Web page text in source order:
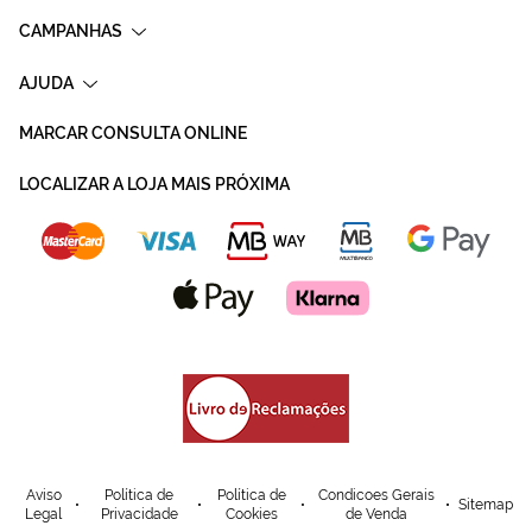
CAMPANHAS
AJUDA
MARCAR CONSULTA ONLINE
LOCALIZAR A LOJA MAIS PRÓXIMA
Aviso
Legal
Política de
Privacidade
Política de
Cookies
Condicoes Gerais
de Venda
Sitemap